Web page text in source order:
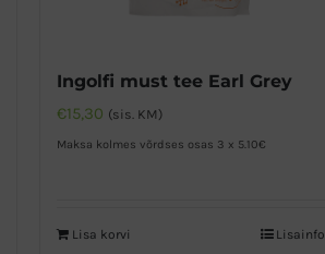
Ingolfi must tee Earl Grey
€15,30 (sis. KM)
Maksa kolmes võrdses osas 3 x 5.10€
Lisa korvi Lisainfo